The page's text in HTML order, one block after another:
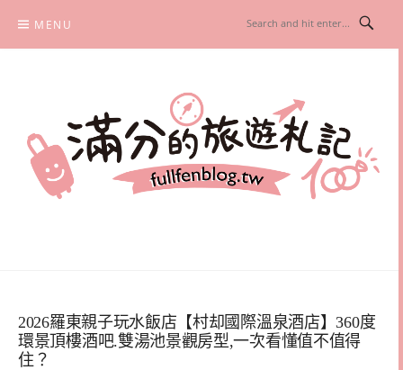
content
MENU
2026羅東親子玩水飯店【村却國際溫泉酒店】360度
環景頂樓酒吧.雙湯池景觀房型,一次看懂值不值得
住？